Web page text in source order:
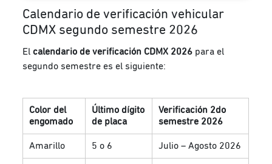
Calendario de verificación vehicular
CDMX segundo semestre 2026
Elcalendario de verificación CDMX 2026 para el
segundo semestre es el siguiente:
Color del
engomado
Último dígito
de placa
Verificación 2do
semestre 2026
Amarillo 5 o 6 Julio – Agosto 2026